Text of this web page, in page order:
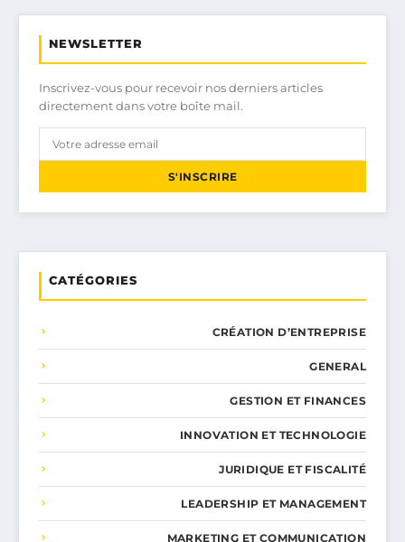
NEWSLETTER
Inscrivez-vous pour recevoir nos derniers articles
directement dans votre boîte mail.
S'INSCRIRE
CATÉGORIES
CRÉATION D’ENTREPRISE
GENERAL
GESTION ET FINANCES
INNOVATION ET TECHNOLOGIE
JURIDIQUE ET FISCALITÉ
LEADERSHIP ET MANAGEMENT
MARKETING ET COMMUNICATION